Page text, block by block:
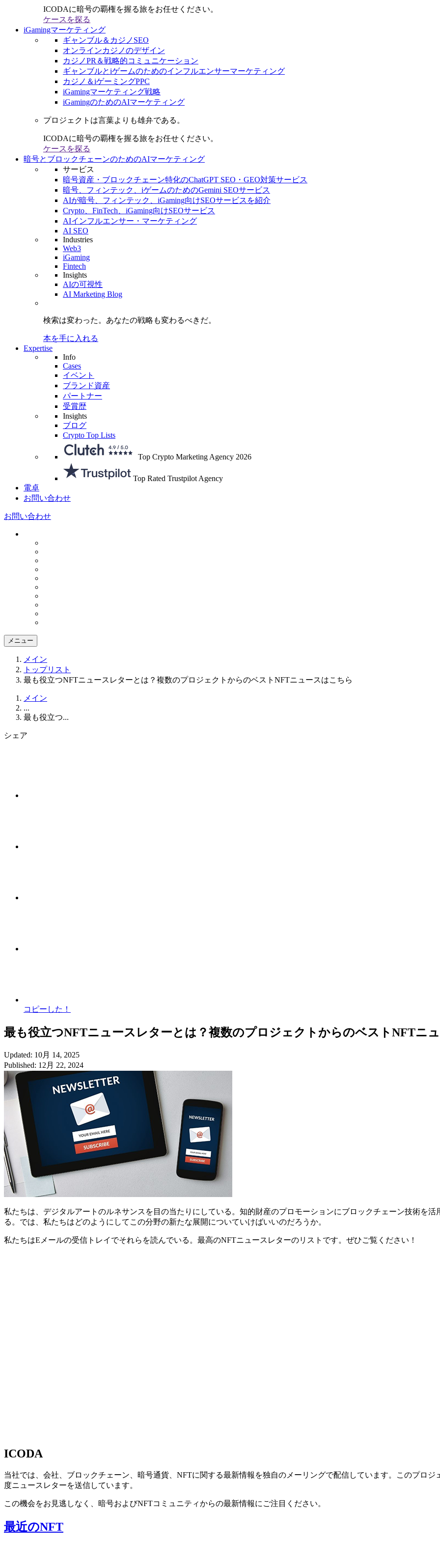
ICODAに暗号の覇権を握る旅をお任せください。
ケースを探る
iGamingマーケティング
ギャンブル＆カジノSEO
オンラインカジノのデザイン
カジノPR＆戦略的コミュニケーション
ギャンブルとiゲームのためのインフルエンサーマーケティング
カジノ＆iゲーミングPPC
iGamingマーケティング戦略
iGamingのためのAIマーケティング
プロジェクトは言葉よりも雄弁である。
ICODAに暗号の覇権を握る旅をお任せください。
ケースを探る
暗号とブロックチェーンのためのAIマーケティング
サービス
暗号資産・ブロックチェーン特化のChatGPT SEO・GEO対策サービス
暗号、フィンテック、iゲームのためのGemini SEOサービス
AIが暗号、フィンテック、iGaming向けSEOサービスを紹介
Crypto、FinTech、iGaming向けSEOサービス
AIインフルエンサー・マーケティング
AI SEO
Industries
Web3
iGaming
Fintech
Insights
AIの可視性
AI Marketing Blog
検索は変わった。 あなたの戦略も変わるべきだ。
本を手に入れる
Expertise
Info
Cases
イベント
ブランド資産
パートナー
受賞歴
Insights
ブログ
Crypto Top Lists
Top Crypto Marketing Agency 2026
Top Rated Trustpilot Agency
電卓
お問い合わせ
お問い合わせ
メニュー
メイン
トップリスト
最も役立つNFTニュースレターとは？複数のプロジェクトからのベストNFTニュースはこちら
メイン
...
最も役立つ...
シェア
コピーした！
最も役立つNFTニュースレターとは？複数のプロジェクトからのベストNFTニ
Updated: 10月 14, 2025
Published: 12月 22, 2024
私たちは、デジタルアートのルネサンスを目の当たりにしている。知的財産のプロモーションにブロックチェーン技術を
る。では、私たちはどのようにしてこの分野の新たな展開についていけばいいのだろうか。
私たちはEメールの受信トレイでそれらを読んでいる。最高のNFTニュースレターのリストです。ぜひご覧ください！
ICODA
当社では、会社、ブロックチェーン、暗号通貨、NFTに関する最新情報を独自のメーリングで配信しています。このプロ
度ニュースレターを送信しています。
この機会をお見逃しなく、暗号およびNFTコミュニティからの最新情報にご注目ください。
最近のNFT